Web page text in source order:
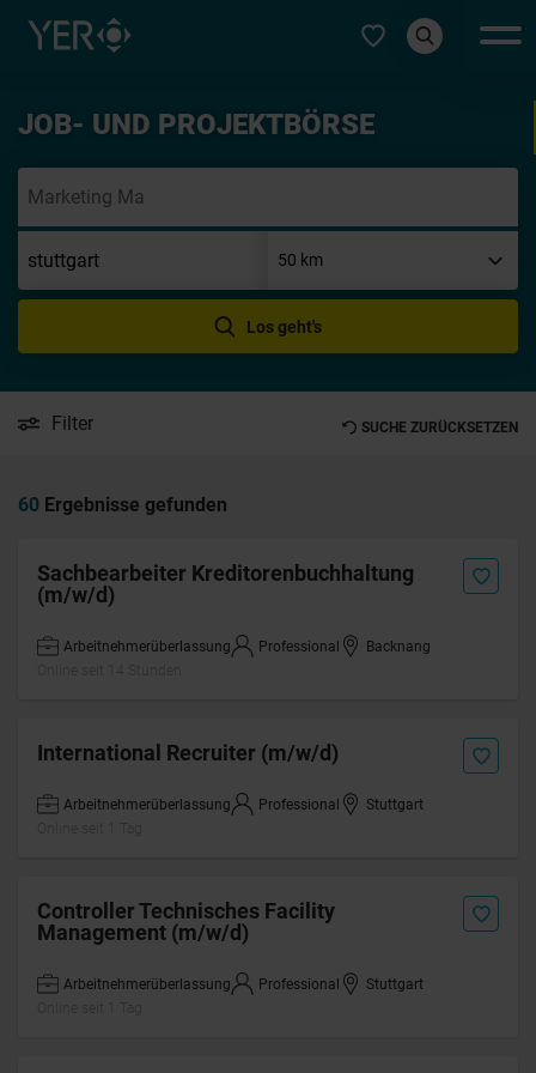
Typ auswählen
JOB- UND PROJEKTBÖRSE
Los geht's
Filter SUCHE ZURÜCKSETZEN
60 Ergebnisse gefunden
Sachbearbeiter Kreditorenbuchhaltung
(m/w/d)
Arbeitnehmerüberlassung Professional
Backnang
International Recruiter (m/w/d)
Arbeitnehmerüberlassung Professional
Stuttgart
Controller Technisches Facility
Management (m/w/d)
Arbeitnehmerüberlassung Professional
Stuttgart